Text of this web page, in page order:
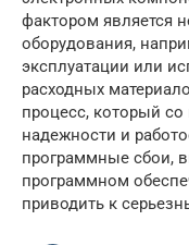
фактором является
оборудования,
эксплуатации или
расходных
процесс, который
надежности и
программные сбои,
программном
приводить к